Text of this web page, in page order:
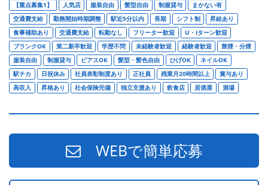
【重点募集1】 人気店 服装自由 髪型自由 制服貸与
まかない有
交通費支給
勤務開始時期調整 駅近5分以内 長期 シフト制
昇給あり
食事補助あり
交通費支給 転勤なし フリーター歓迎
U・Iターン歓迎
ブランクOK
第二新卒歓迎 学歴不問 未経験者歓迎 経験者歓迎
禁煙・分煙
服装自由
制服貸与 ピアスOK 髪型・髪色自由 ひげOK
ネイルOK
駅チカ
日祝休み 社員表彰制度あり 正社員 残業月20時間以上
賞与あり
高収入
昇格あり 社会保険完備 独立支援あり 飲食店 居酒屋 酒場
WEBで簡単応募